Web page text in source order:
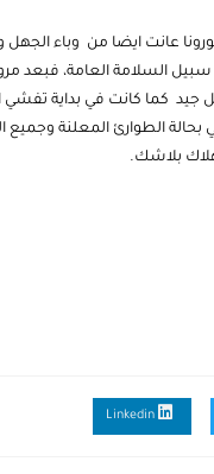
عانت ايضا من وباء
سبيل السلامة العامة، فبعد
كما كانت في بداية تفشي
الطوارئ المعلنة وجميع
بلاشك.